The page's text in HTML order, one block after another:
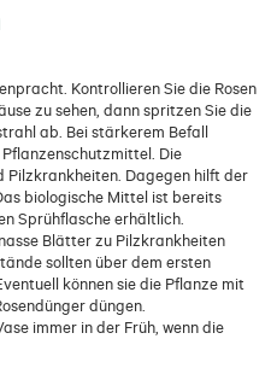
Kontrollieren Sie die Rosen
zu sehen, dann spritzen Sie die
ab. Bei stärkerem Befall
Die
Pilzkrankheiten. Dagegen hilft der
biologische Mittel ist bereits
Sprühflasche erhältlich.
Blätter zu Pilzkrankheiten
sollten über dem ersten
können sie die Pflanze mit
düngen.
immer in der Früh, wenn die